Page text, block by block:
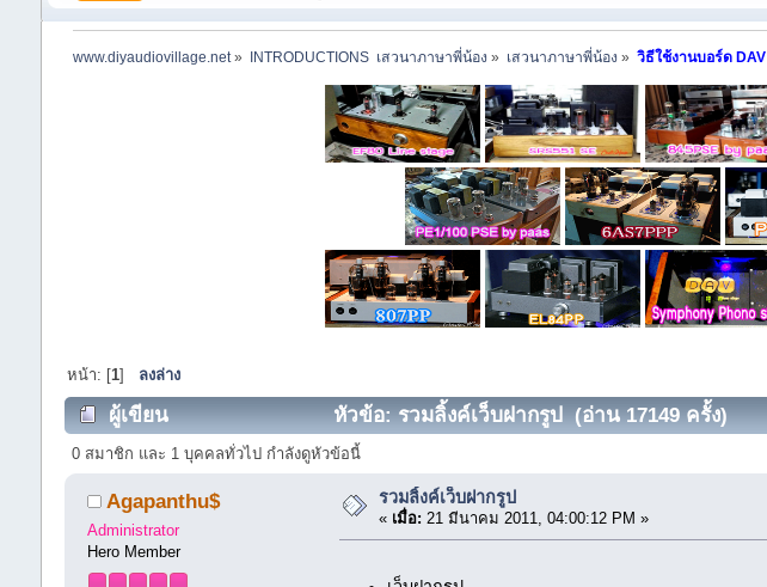
www.diyaudiovillage.net» INTRODUCTIONS  เสวนาภาษาพี่น้อง» เสวนาภาษาพี่น้อง » วิธีใช้งานบอร์ด DAV
หน้า: [1] ลงล่าง
ผู้เขียน หัวข้อ: รวมลิ้งค์เว็บฝากรูป (อ่าน 17149 ครั้ง)
0 สมาชิก และ 1 บุคคลทั่วไป กำลังดูหัวข้อนี้
Agapanthu$
Administrator
Hero Member
รวมลิ้งค์เว็บฝากรูป
« เมื่อ: 21 มีนาคม 2011, 04:00:12 PM »